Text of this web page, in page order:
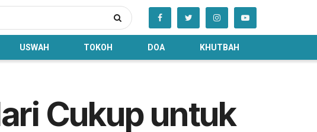
USWAH TOKOH DOA KHUTBAH
Cukup untuk